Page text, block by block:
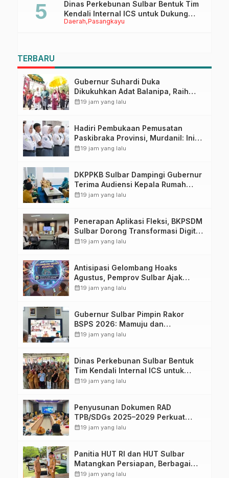
Daerah Pasangkayu
Dinas Perkebunan Sulbar Bentuk Tim
Kendali Internal ICS untuk Dukung
Sertifikasi ISPO Pekebun di
TERBARU
Gubernur Suhardi Duka
Dikukuhkan Adat Balanipa, Raih
Gelar Sulo Tappidena
calendar_month19 jam yang lalu
Hadiri Pembukaan Pemusatan
Paskibraka Provinsi, Murdanil: Ini
Membentuk Karakter Hingga
calendar_month19 jam yang lalu
DKPPKB Sulbar Dampingi Gubernur
Terima Audiensi Kepala Rumah
Sakit TK. III Punggawa Malolo
calendar_month19 jam yang lalu
Penerapan Aplikasi Fleksi, BKPSDM
Sulbar Dorong Transformasi Digital
Sistem Kehadiran ASN
calendar_month19 jam yang lalu
Antisipasi Gelombang Hoaks
Agustus, Pemprov Sulbar Ajak
Warga Jaga Ruang Digital
calendar_month19 jam yang lalu
Gubernur Sulbar Pimpin Rakor
BSPS 2026: Mamuju dan
Pasangkayu Masih Nol Realisasi
calendar_month19 jam yang lalu
Dinas Perkebunan Sulbar Bentuk
Tim Kendali Internal ICS untuk
Dukung Sertifikasi ISPO Pekebun di
calendar_month19 jam yang lalu
Penyusunan Dokumen RAD
TPB/SDGs 2025–2029 Perkuat
Arah Pembangunan Berkelanjutan
calendar_month19 jam yang lalu
Panitia HUT RI dan HUT Sulbar
Matangkan Persiapan, Berbagai
Lomba Akan Dilaksanakan Pemprov
calendar_month19 jam yang lalu